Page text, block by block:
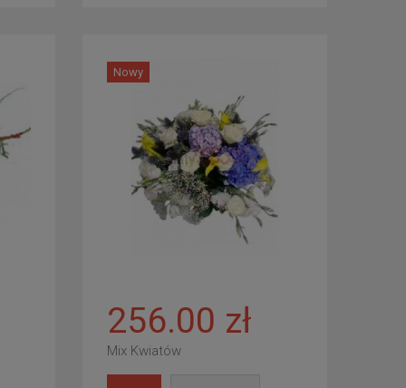
Nowy
256.00 zł
Mix Kwiatów